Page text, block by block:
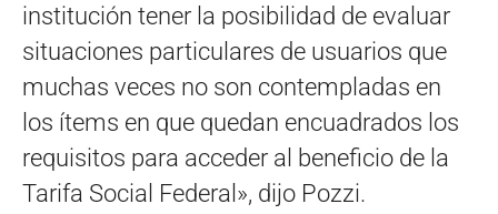
institución tener la posibilidad de evaluar
situaciones particulares de usuarios que
muchas veces no son contempladas en
los ítems en que quedan encuadrados los
requisitos para acceder al beneficio de la
Tarifa Social Federal», dijo Pozzi.